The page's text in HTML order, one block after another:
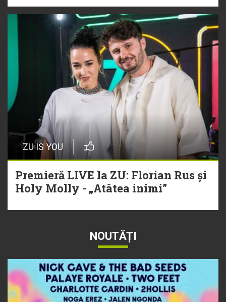
ZU IS YOU
Premieră LIVE la ZU: Florian Rus și
Holy Molly - „Atâtea inimi”
NOUTĂȚI